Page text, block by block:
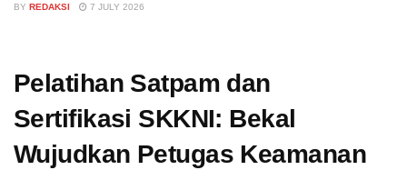
BY REDAKSI 7 JULY 2026
Pelatihan Satpam dan
Sertifikasi SKKNI: Bekal
Wujudkan Petugas Keamanan